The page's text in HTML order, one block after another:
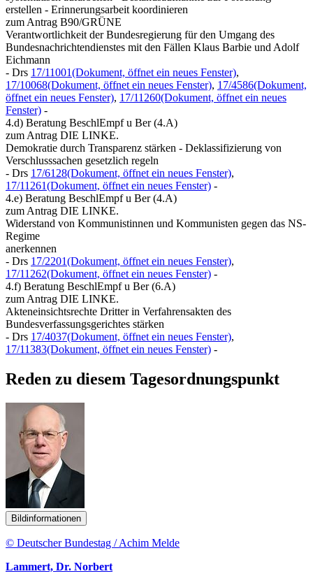
erstellen - Erinnerungsarbeit koordinieren
zum Antrag B90/GRÜNE
Verantwortlichkeit der Bundesregierung für den Umgang des
Bundesnachrichtendienstes mit den Fällen Klaus Barbie und Adolf
Eichmann
- Drs 17/11001(Dokument, öffnet ein neues Fenster),
17/10068(Dokument, öffnet ein neues Fenster), 17/4586(Dokument,
öffnet ein neues Fenster), 17/11260(Dokument, öffnet ein neues
Fenster) -
4.d) Beratung BeschlEmpf u Ber (4.A)
zum Antrag DIE LINKE.
Demokratie durch Transparenz stärken - Deklassifizierung von
Verschlusssachen gesetzlich regeln
- Drs 17/6128(Dokument, öffnet ein neues Fenster),
17/11261(Dokument, öffnet ein neues Fenster) -
4.e) Beratung BeschlEmpf u Ber (4.A)
zum Antrag DIE LINKE.
Widerstand von Kommunistinnen und Kommunisten gegen das NS-
Regime
anerkennen
- Drs 17/2201(Dokument, öffnet ein neues Fenster),
17/11262(Dokument, öffnet ein neues Fenster) -
4.f) Beratung BeschlEmpf u Ber (6.A)
zum Antrag DIE LINKE.
Akteneinsichtsrechte Dritter in Verfahrensakten des
Bundesverfassungsgerichtes stärken
- Drs 17/4037(Dokument, öffnet ein neues Fenster),
17/11383(Dokument, öffnet ein neues Fenster) -
Reden zu diesem Tagesordnungspunkt
Bildinformationen
© Deutscher Bundestag / Achim Melde
Lammert, Dr. Norbert